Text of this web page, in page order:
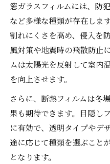
防災対策にも役
果
窓ガラスフィルム
のコツ
鹿児島県で選ぶ窓ガラ
窓ガラスフィル
鹿児島県で選ば
防犯フィルムと遮
フィルムの耐用年
窓ガラスフィルムには、防
など多様な種類が存在しま
割れにくさを高め、侵入を
風対策や地震時の飛散防止
ムは太陽光を反射して室内
を向上させます。
さらに、断熱フィルムは冬
果も期待できます。目隠し
に有効で、透明タイプやデ
途に応じて種類を選ぶこと
となります。